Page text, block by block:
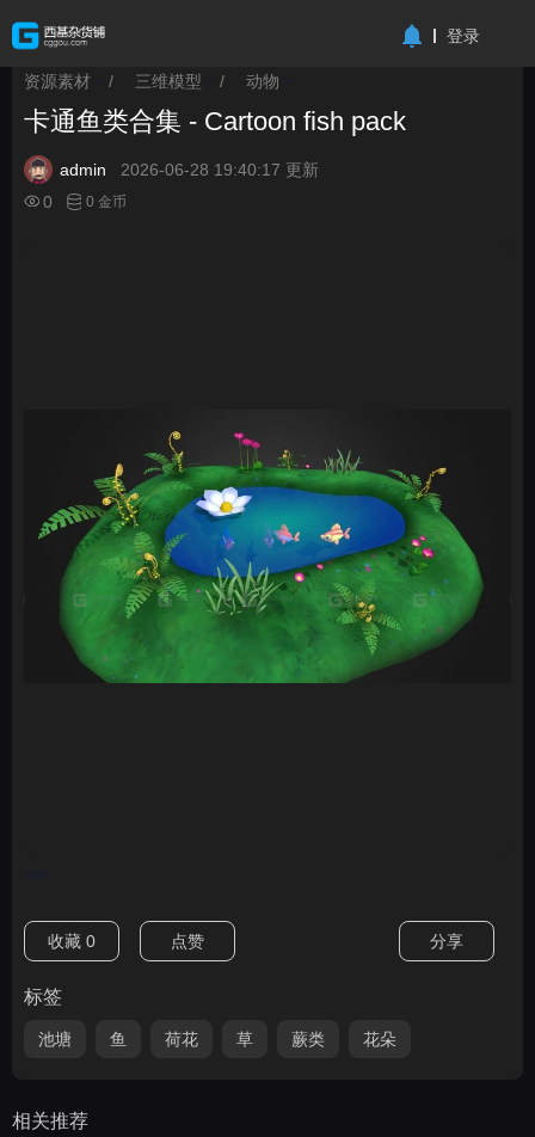
登录
资源素材 / 三维模型 / 动物
卡通鱼类合集 - Cartoon fish pack
admin
2026-06-28 19:40:17 更新
0
0 金币
收藏 0 点赞 分享
标签
池塘 鱼 荷花 草 蕨类 花朵
相关推荐